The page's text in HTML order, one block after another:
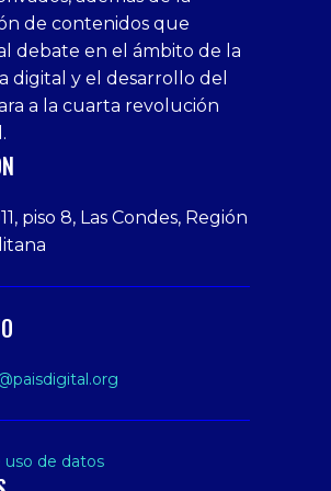
de contenidos que
debate en el ámbito de la
digital y el desarrollo del
a la cuarta revolución
piso 8, Las Condes, Región
uso de datos